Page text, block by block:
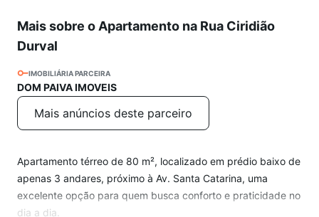
Mais sobre o Apartamento na Rua Ciridião
Durval
IMOBILIÁRIA PARCEIRA
DOM PAIVA IMOVEIS
Mais anúncios deste parceiro
Apartamento térreo de 80 m², localizado em prédio baixo de
apenas 3 andares, próximo à Av. Santa Catarina, uma
excelente opção para quem busca conforto e praticidade no
dia a dia.